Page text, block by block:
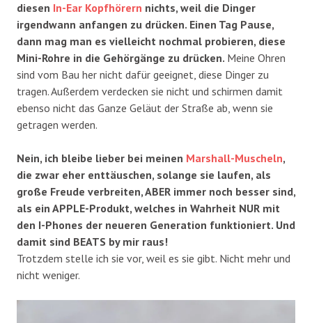
diesen In-Ear Kopfhörern nichts, weil die Dinger
irgendwann anfangen zu drücken. Einen Tag Pause,
dann mag man es vielleicht nochmal probieren, diese
Mini-Rohre in die Gehörgänge zu drücken. Meine Ohren
sind vom Bau her nicht dafür geeignet, diese Dinger zu
tragen. Außerdem verdecken sie nicht und schirmen damit
ebenso nicht das Ganze Geläut der Straße ab, wenn sie
getragen werden.
Nein, ich bleibe lieber bei meinen Marshall-Muscheln,
die zwar eher enttäuschen, solange sie laufen, als
große Freude verbreiten, ABER immer noch besser sind,
als ein APPLE-Produkt, welches in Wahrheit NUR mit
den I-Phones der neueren Generation funktioniert. Und
damit sind BEATS by mir raus!
Trotzdem stelle ich sie vor, weil es sie gibt. Nicht mehr und
nicht weniger.